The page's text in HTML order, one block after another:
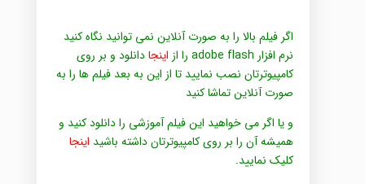
اگر فیلم بالا را به صورت آنلاین نمی توانید نگاه کنید
نرم افزار adobe flash را از
اینجادانلود و بر روی
کامپیوترتان نصب نمایید تا از این به بعد فیلم ها را به
صورت آنلاین تماشا کنید
و یا اگر می خواهید این فیلم آموزشی را دانلود کنید و
همیشه آن را بر روی کامپیوترتان داشته باشید اینجا
کلیک نمایید.